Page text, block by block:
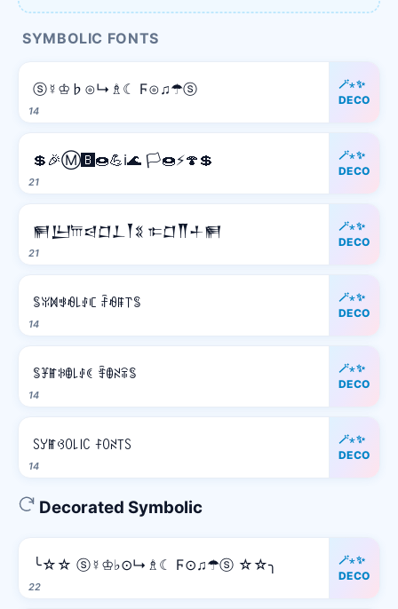
SYMBOLIC FONTS
14
ⓢ☿♔♭⊙↳♗☾ Ϝ⊙♫☂ⓢ
🪄⋆✨
DECO
21
💲🎉Ⓜ️🅱️🍩💪ℹ️🌊 🏳️🍩⚡️🍄💲
🪄⋆✨
DECO
21
𒂍𒌨𐎠𒁀𒆸𒁇𒐕𒐏 𐎣𒆸𒐖𒈦𒂍
🪄⋆✨
DECO
14
ꌚꐟꁒꃃꆂ꒒ꂑꏸ ꄘꆂꁹ꓅ꌚ
🪄⋆✨
DECO
14
ꌚꐞꂵꋰꂦ꒒ꂑꀯ ꄞꂦꋊꋖꌚ
🪄⋆✨
DECO
14
ꇙꌦꂵꃳꄲ꒒꒐ꉔ ꊰꄲꋊ꓄ꇙ
🪄⋆✨
DECO
Decorated Symbolic
22
╰☆☆ ⓢ☿♔♭⊙↳♗☾ Ϝ⊙♫☂ⓢ ☆☆╮
🪄⋆✨
DECO